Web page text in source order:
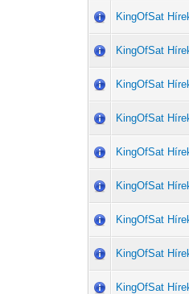
KingOfSat
KingOfSat
KingOfSat
KingOfSat
KingOfSat
KingOfSat
KingOfSat
KingOfSat
KingOfSat